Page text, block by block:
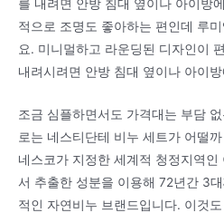
를 내려면 안방 침대 옆이나 아이방
적으로 조명도 좋아하는 편인데 루
요. 미니멀하고 라운딩된 디자인이
내려시려면 안방 침대 옆이나 아이
조금 심플하면서도 가격대는 부담
로는 네스티단테 비누 세트가 어떨
네스코가 지정한 세계적 청정지역
서 추출한 성분을 이용해 72년간 3
적인 자연비누 브랜드입니다. 이것